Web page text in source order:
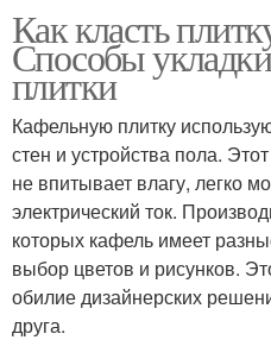
Как класть
Способы
плитки
Кафельную плитку
стен и устройства пола.
не впитывает влагу, легко
электрический ток.
которых кафель имеет
выбор цветов и рисунков.
обилие дизайнерских
друга.